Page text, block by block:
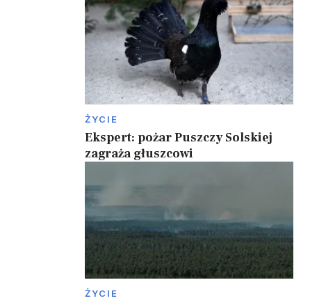
ŻYCIE
Ekspert: pożar Puszczy Solskiej
zagraża głuszcowi
ŻYCIE